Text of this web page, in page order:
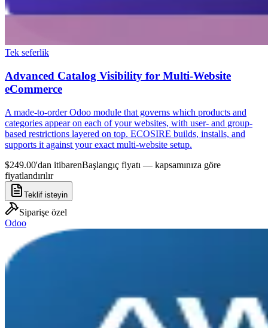
Tek seferlik
Advanced Catalog Visibility for Multi-Website
eCommerce
A made-to-order Odoo module that governs which products and
categories appear on each of your websites, with user- and group-
based restrictions layered on top. ECOSIRE builds, installs, and
supports it against your exact multi-website setup.
$249.00'dan itibarenBaşlangıç fiyatı — kapsamınıza göre
fiyatlandırılır
Teklif isteyin
Siparişe özel
Odoo